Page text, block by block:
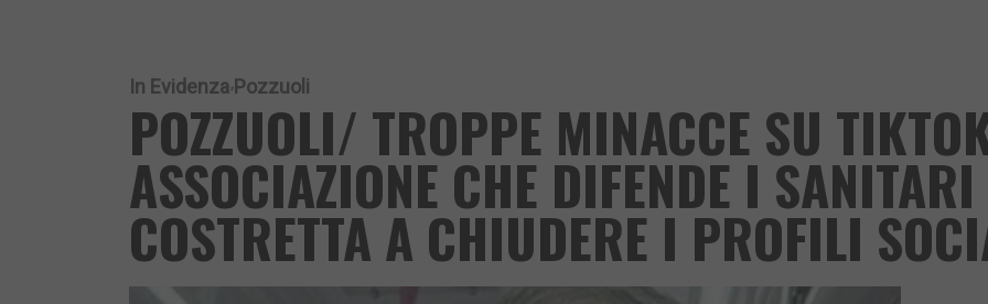
In Evidenza Pozzuoli
POZZUOLI/ TROPPE MINACCE SU
ASSOCIAZIONE CHE DIFENDE I SANITARI
COSTRETTA A CHIUDERE I PROFILI